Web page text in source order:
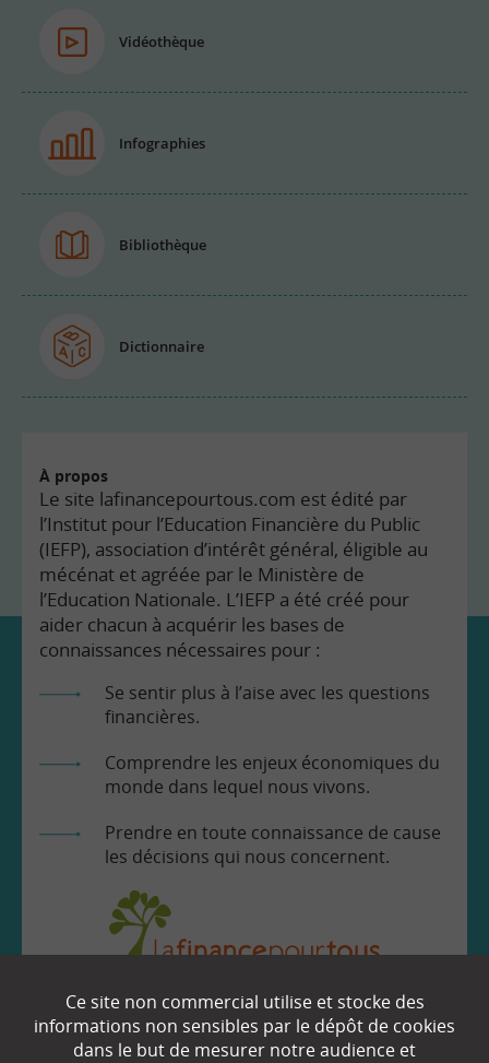
Vidéothèque
Infographies
Bibliothèque
Dictionnaire
À propos
Le site lafinancepourtous.com est édité par
l’Institut pour l’Education Financière du Public
(IEFP), association d’intérêt général, éligible au
mécénat et agréée par le Ministère de
l’Education Nationale. L’IEFP a été créé pour
aider chacun à acquérir les bases de
connaissances nécessaires pour :
Se sentir plus à l’aise avec les questions
financières.
Comprendre les enjeux économiques du
monde dans lequel nous vivons.
Prendre en toute connaissance de cause
les décisions qui nous concernent.
EN SAVOIR
Ce site non commercial utilise et stocke des
informations non sensibles par le dépôt de cookies
dans le but de mesurer notre audience et